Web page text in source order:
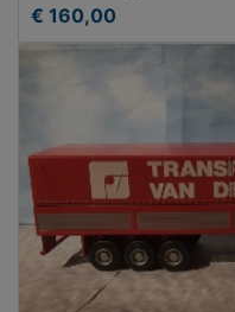
€ 160,00